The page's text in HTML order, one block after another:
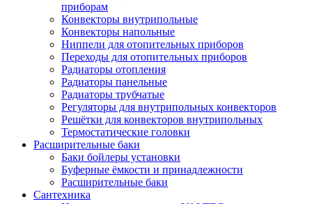
приборам
Конвекторы внутрипольные
Конвекторы напольные
Ниппели для отопительных приборов
Переходы для отопительных приборов
Радиаторы отопления
Радиаторы панельные
Радиаторы трубчатые
Регуляторы для внутрипольных конвекторов
Решётки для конвекторов внутрипольных
Термостатические головки
Расширительные баки
Баки бойлеры установки
Буферные ёмкости и принадлежности
Расширительные баки
Сантехника